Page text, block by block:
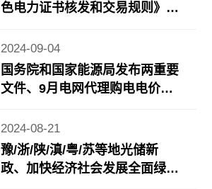
色电力证书核发和交易规则》、
方风光储新政……
2024-09-04
国务院和国家能源局发布两重要
文件、9月电网代理购电电价公
政策更新……
2024-08-21
豫/浙/陕/滇/粤/苏等地光储新
政、加快经济社会发展全面绿色